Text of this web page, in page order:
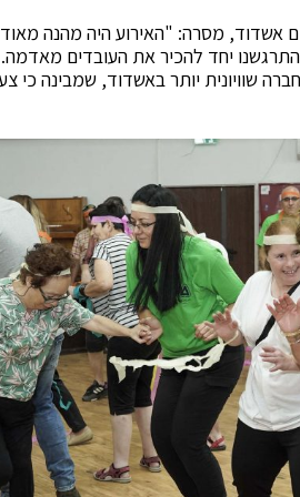
אשדוד, מסרה: "האירוע היה מהנה מאוד
יחד להכיר את העובדים
שוויונית יותר באשדוד, שמבינה כי